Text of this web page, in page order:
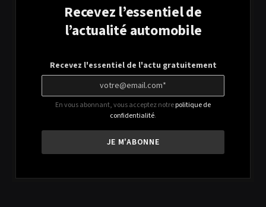
Recevez l’essentiel de
l’actualité automobile
Recevez l'essentiel de l'actu gratuitement
En vous abonnant, vous acceptez notrepolitique de
confidentialité.